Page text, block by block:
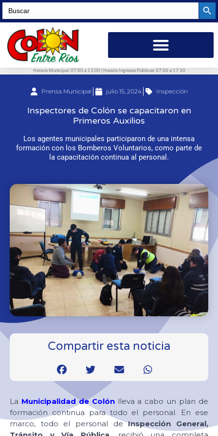
Search
for:
Horario Municipal: 07:00 a 13:00 | Horario Ingresos Públicos: 07:00 a 17:30
Prensa Municipal julio 15, 2024 Inspección
Inspectores de Colón se capacitaron en
Primeros Auxilios
Los agentes municipales participaron de una intensa
formación con los Bomberos Voluntarios, como parte de
la capacitación continua al personal.
Compartir esta noticia
La Municipalidad de Colónlleva a cabo un plan de
formación continua para todo el personal. En ese
marco, todo el personal deInspección General,